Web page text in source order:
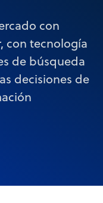
con
con tecnología
de búsqueda
decisiones de